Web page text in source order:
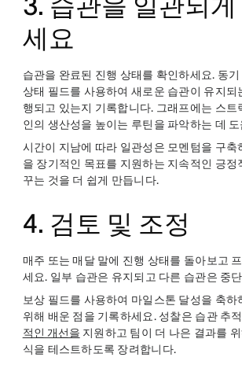
3. 습관을 일관되
세요
습관을 완료된 진행 상태를 확인하세요. 동
상태 필드를 사용하여 새로운 습관이 유지되
행되고 있는지 기록합니다. 그래프에는 스트
인의 생산성을 높이는 루틴을 파악하는 데
시간이 지남에 따라 일관성은 모멘텀을 구축
을 장기적인 목표를 지원하는 지속적인 긍정
꾸는 것을 더 쉽게 만듭니다.
4. 검토 및 조정
매주 또는 매달 말에 진행 상태를 돌아보고
세요. 일부 습관은 유지되고 다른 습관은 중
보상 필드를 사용하여 마일스톤 달성을 축하
위해 배운 점을 기록하세요. 성찰은 습관 추
적인 개선을 지원하고 팀이 더 나은 결과를
식을 테스트하도록 장려합니다.